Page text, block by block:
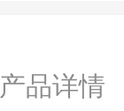
产品详情